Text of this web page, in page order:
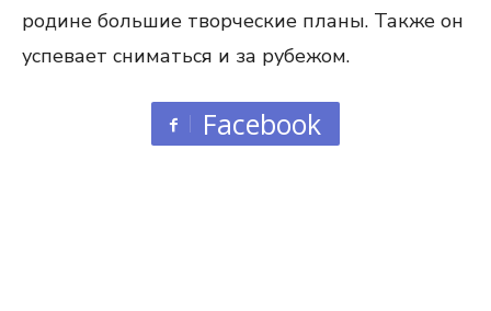
родине большие творческие планы. Также он
успевает сниматься и за рубежом.
Facebook